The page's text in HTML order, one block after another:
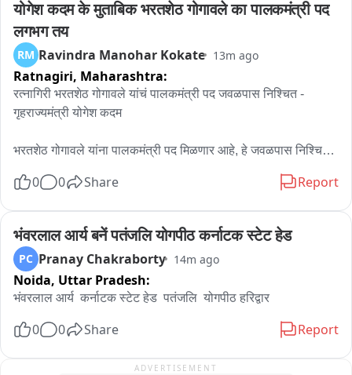
योगेश कदम के मुताबिक भरतशेठ गोगावले का पालकमंत्री पद
लगभग तय
RM Ravindra Manohar Kokate 13m ago
Ratnagiri, Maharashtra:
रत्नागिरी भरतशेठ गोगावले यांचं पालकमंत्री पद जवळपास निश्चित -
गृहराज्यमंत्री योगेश कदम
भरतशेठ गोगावले यांना पालकमंत्री पद मिळणार आहे, हे जवळपास निश्चित
गृहराज्यमंत्री योगेश कदम यांनी दिली आहे.. सच्चा शिवसैनिकाला न्याय
एकनाथ शिंदे साहेबांच्या माध्यमातून मिळतोय, त्यामुळे आमच्या शुभेच्छा
भरतशेठ यांच्यासोबत असल्याचं योगेश कदम यांनी म्हटलं आहे..
0 0 Share Report
भंवरलाल आर्य बनें पतंजलि योगपीठ कर्नाटक स्टेट हेड
PC Pranay Chakraborty 14m ago
Noida, Uttar Pradesh:
भंवरलाल आर्य  कर्नाटक स्टेट हेड  पतंजलि  योगपीठ हरिद्वार
0 0 Share Report
ADVERTISEMENT